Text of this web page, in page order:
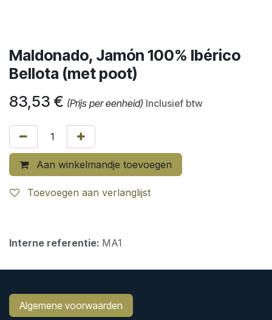
Maldonado, Jamón 100% Ibérico
Bellota (met poot)
83,53 € (Prijs per eenheid) Inclusief btw
Aan winkelmandje toevoegen
Toevoegen aan verlanglijst
Interne referentie: MA1
Algemene voorwaarden